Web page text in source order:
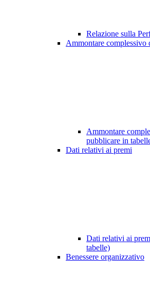
Relazione sulla
Ammontare complessivo
Ammontare
pubblicare in
Dati relativi ai premi
Dati relativi ai
tabelle)
Benessere organizzativo